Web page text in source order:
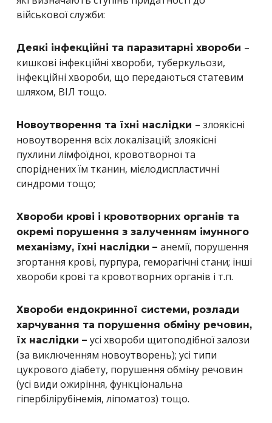
військової служби:
Деякі інфекційні та паразитарні хвороби –
кишкові інфекційні хвороби, туберкульози,
інфекційні хвороби, що передаються статевим
шляхом, ВІЛ тощо.
Новоутворення та їхні наслідки – злоякісні
новоутворення всіх локалізацій; злоякісні
пухлини лімфоїдної, кровотворної та
споріднених їм тканин, мієлодиспластичні
синдроми тощо;
Хвороби крові і кровотворних органів та
окремі порушення з залученням імунного
механізму, їхні наслідки – анемії, порушення
згортання крові, пурпура, геморагічні стани; інші
хвороби крові та кровотворних органів і т.п.
Хвороби ендокринної системи, розлади
харчування та порушення обміну речовин,
їх наслідки – усі хвороби щитоподібної залози
(за виключенням новоутворень); усі типи
цукрового діабету, порушення обміну речовин
(усі види ожиріння, функціональна
гіпербілірубінемія, ліпоматоз) тощо.